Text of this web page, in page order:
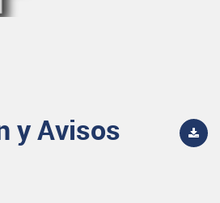
y Avisos